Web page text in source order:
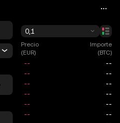
0,1
Precio
(EUR)
Importe
(BTC)